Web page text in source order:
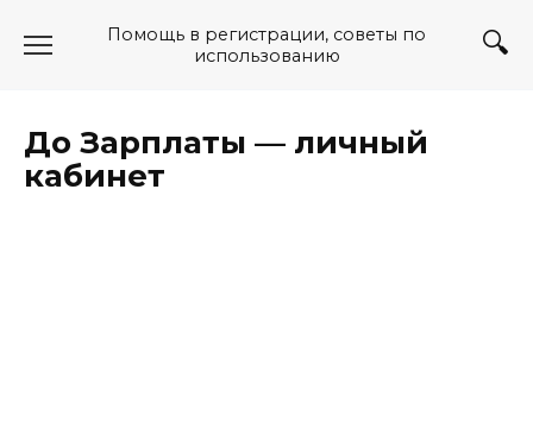
Помощь в регистрации, советы по
использованию
До Зарплаты — личный
кабинет